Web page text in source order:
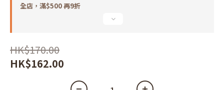
全店，滿$500 再9折
HK$170.00
HK$162.00